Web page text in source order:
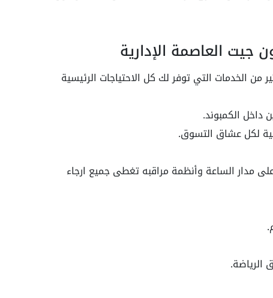
جيت العاصمة الإدارية
من الخدمات التي توفر لك كل الاحتياجات الرئيسية
الكمبوند.
لكل عشاق التسوق.
مدار الساعة وأنظمة مراقبه تغطى جميع ارجاء